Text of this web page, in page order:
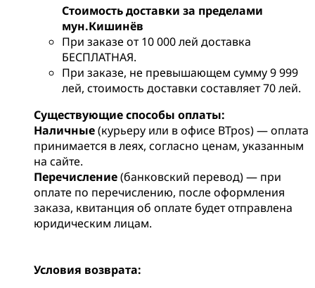
Стоимость доставки за пределами
мун.Кишинёв
При заказе от 10 000 лей доставка
БЕСПЛАТНАЯ.
При заказе, не превышающем сумму 9 999
лей, стоимость доставки составляет 70 лей.
Существующие способы оплаты:
Наличные(курьеру или в офисе BTpos) — оплата
принимается в леях, согласно ценам, указанным
на сайте.
Перечисление(банковский перевод) — при
оплате по перечислению, после оформления
заказа, квитанция об оплате будет отправлена
юридическим лицам.
Условия возврата: